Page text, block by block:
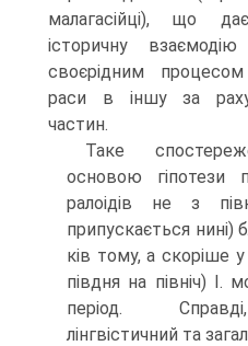
малагасійці), що
історичну
своєрідним процесом
раси в іншу за
частин.
Таке
основою гіпотези
ралоідів не з
припускається
ків тому, а скоріше
півдня на північ) І.
період.
лінгвістичний та